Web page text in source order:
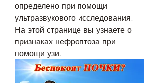
определено при помощи
ультразвукового исследования.
На этой странице вы узнаете о
признаках нефроптоза при
помощи узи.